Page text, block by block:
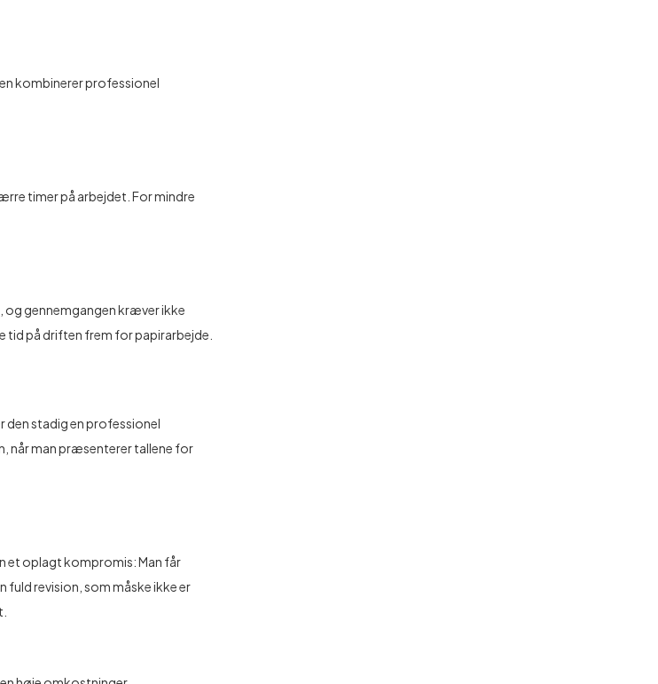
kombinerer professionel
timer på arbejdet. For mindre
og gennemgangen kræver ikke
tid på driften frem for papirarbejde.
den stadig en professionel
når man præsenterer tallene for
et oplagt kompromis: Man får
fuld revision, som måske ikke er